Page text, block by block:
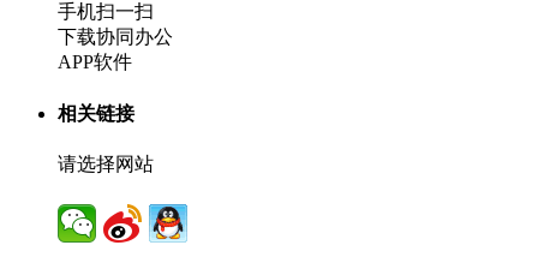
手机扫一扫
下载协同办公
APP软件
相关链接
请选择网站